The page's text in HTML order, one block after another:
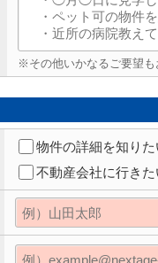
※その他いかなるご要望
物件の詳細を知りた
不動産会社に行きた